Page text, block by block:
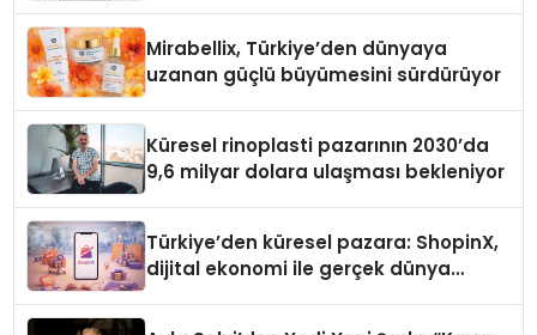
Mirabellix, Türkiye’den dünyaya
uzanan güçlü büyümesini sürdürüyor
Küresel rinoplasti pazarının 2030’da
9,6 milyar dolara ulaşması bekleniyor
Türkiye’den küresel pazara: ShopinX,
dijital ekonomi ile gerçek dünya